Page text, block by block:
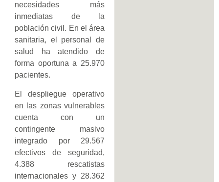
necesidades más
inmediatas de la
población civil. En el área
sanitaria, el personal de
salud ha atendido de
forma oportuna a 25.970
pacientes.
El despliegue operativo
en las zonas vulnerables
cuenta con un
contingente masivo
integrado por 29.567
efectivos de seguridad,
4.388 rescatistas
internacionales y 28.362